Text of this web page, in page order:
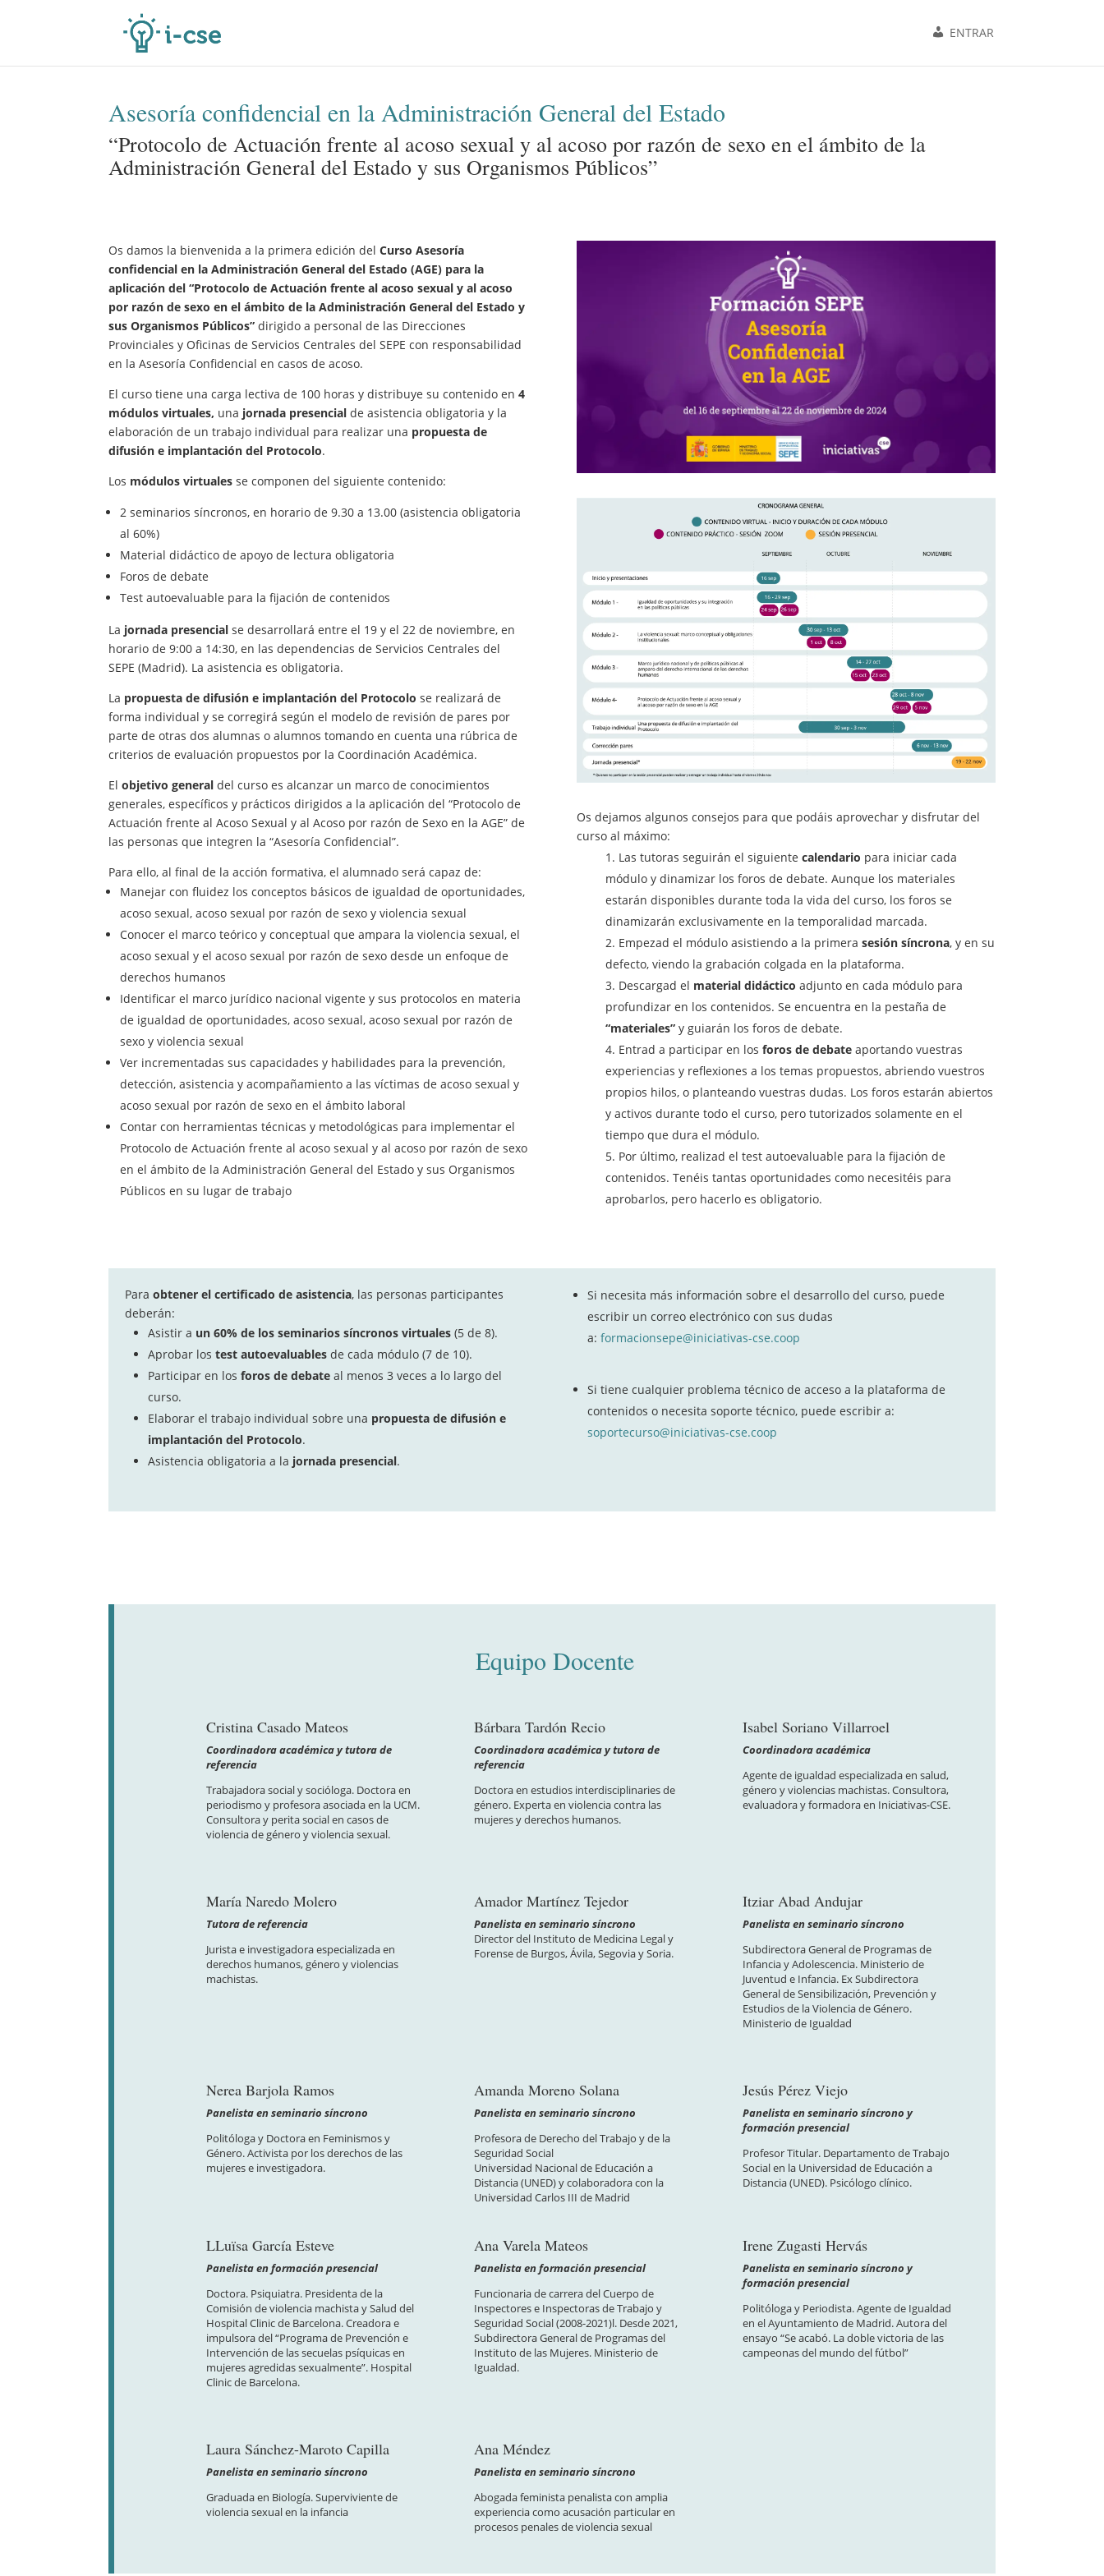
ENTRAR
Asesoría confidencial en la Administración General del Estado
“Protocolo de Actuación frente al acoso sexual y al acoso por razón de sexo en el ámbito de la
Administración General del Estado y sus Organismos Públicos”
​Os damos la bienvenida a la primera edición del Curso Asesoría
confidencial en la Administración General del Estado (AGE) para la
aplicación del “Protocolo de Actuación frente al acoso sexual y al acoso
por razón de sexo en el ámbito de la Administración General del Estado y
sus Organismos Públicos” dirigido a personal de las Direcciones
Provinciales y Oficinas de Servicios Centrales del SEPE con responsabilidad
en la Asesoría Confidencial en casos de acoso.
El curso tiene una carga lectiva de 100 horas y distribuye su contenido en 4
módulos virtuales, una jornada presencial de asistencia obligatoria y la
elaboración de un trabajo individual para realizar una propuesta de
difusión e implantación del Protocolo.
Los módulos virtuales se componen del siguiente contenido:
2 seminarios síncronos, en horario de 9.30 a 13.00 (asistencia obligatoria
al 60%)
Material didáctico de apoyo de lectura obligatoria
Foros de debate
Test autoevaluable para la fijación de contenidos
La jornada presencial se desarrollará entre el 19 y el 22 de noviembre, en
horario de 9:00 a 14:30, en las dependencias de Servicios Centrales del
SEPE (Madrid). La asistencia es obligatoria.
La propuesta de difusión e implantación del Protocolo se realizará de
forma individual y se corregirá según el modelo de revisión de pares por
parte de otras dos alumnas o alumnos tomando en cuenta una rúbrica de
criterios de evaluación propuestos por la Coordinación Académica.
El objetivo general del curso es alcanzar un marco de conocimientos
generales, específicos y prácticos dirigidos a la aplicación del “Protocolo de
Actuación frente al Acoso Sexual y al Acoso por razón de Sexo en la AGE” de
las personas que integren la “Asesoría Confidencial”.
Para ello, al final de la acción formativa, el alumnado será capaz de:
Manejar con fluidez los conceptos básicos de igualdad de oportunidades,
acoso sexual, acoso sexual por razón de sexo y violencia sexual
Conocer el marco teórico y conceptual que ampara la violencia sexual, el
acoso sexual y el acoso sexual por razón de sexo desde un enfoque de
derechos humanos
Identificar el marco jurídico nacional vigente y sus protocolos en materia
de igualdad de oportunidades, acoso sexual, acoso sexual por razón de
sexo y violencia sexual
Ver incrementadas sus capacidades y habilidades para la prevención,
detección, asistencia y acompañamiento a las víctimas de acoso sexual y
acoso sexual por razón de sexo en el ámbito laboral
Contar con herramientas técnicas y metodológicas para implementar el
Protocolo de Actuación frente al acoso sexual y al acoso por razón de sexo
en el ámbito de la Administración General del Estado y sus Organismos
Públicos en su lugar de trabajo
Os dejamos algunos consejos para que podáis aprovechar y disfrutar del
curso al máximo:
Las tutoras seguirán el siguiente calendario para iniciar cada
módulo y dinamizar los foros de debate. Aunque los materiales
estarán disponibles durante toda la vida del curso, los foros se
dinamizarán exclusivamente en la temporalidad marcada.
Empezad el módulo asistiendo a la primera sesión síncrona, y en su
defecto, viendo la grabación colgada en la plataforma.
Descargad el material didáctico adjunto en cada módulo para
profundizar en los contenidos. Se encuentra en la pestaña de
“materiales” y guiarán los foros de debate.
Entrad a participar en los foros de debateaportando vuestras
experiencias y reflexiones a los temas propuestos, abriendo vuestros
propios hilos, o planteando vuestras dudas. Los foros estarán abiertos
y activos durante todo el curso, pero tutorizados solamente en el
tiempo que dura el módulo.
Por último, realizad el test autoevaluable para la fijación de
contenidos. Tenéis tantas oportunidades como necesitéis para
aprobarlos, pero hacerlo es obligatorio.
Para obtener el certificado de asistencia, las personas participantes
deberán:
Asistir a un 60% de los seminarios síncronos virtuales (5 de 8).
Aprobar los test autoevaluables de cada módulo (7 de 10).
Participar en los foros de debate al menos 3 veces a lo largo del
curso.
Elaborar el trabajo individual sobre una propuesta de difusión e
implantación del Protocolo.
Asistencia obligatoria a la jornada presencial.
Si necesita más información sobre el desarrollo del curso, puede
escribir un correo electrónico con sus dudas
a: formacionsepe@iniciativas-cse.coop
Si tiene cualquier problema técnico de acceso a la plataforma de
contenidos o necesita soporte técnico, puede escribir a:
soportecurso@iniciativas-cse.coop
Equipo Docente
Cristina Casado Mateos
Coordinadora académica y tutora de
referencia
Trabajadora social y socióloga. Doctora en
periodismo y profesora asociada en la UCM.
Consultora y perita social en casos de
violencia de género y violencia sexual.
Bárbara Tardón Recio
Coordinadora académica y tutora de
referencia
Doctora en estudios interdisciplinaries de
género. Experta en violencia contra las
mujeres y derechos humanos.
Isabel Soriano Villarroel
Coordinadora académica
Agente de igualdad especializada en salud,
género y violencias machistas. Consultora,
evaluadora y formadora en Iniciativas-CSE.
María Naredo Molero
Tutora de referencia
Jurista e investigadora especializada en
derechos humanos, género y violencias
machistas.
Amador Martínez Tejedor
Panelista en seminario síncrono
Director del Instituto de Medicina Legal y
Forense de Burgos, Ávila, Segovia y Soria.
Itziar Abad Andujar
Panelista en seminario síncrono
Subdirectora General de Programas de
Infancia y Adolescencia. Ministerio de
Juventud e Infancia. Ex Subdirectora
General de Sensibilización, Prevención y
Estudios de la Violencia de Género.
Ministerio de Igualdad
Nerea Barjola Ramos
Panelista en seminario síncrono
Politóloga y Doctora en Feminismos y
Género. Activista por los derechos de las
mujeres e investigadora.
Amanda Moreno Solana
Panelista en seminario síncrono
Profesora de Derecho del Trabajo y de la
Seguridad Social
Universidad Nacional de Educación a
Distancia (UNED) y colaboradora con la
Universidad Carlos III de Madrid
Jesús Pérez Viejo
Panelista en seminario síncrono y
formación presencial
Profesor Titular. Departamento de Trabajo
Social en la Universidad de Educación a
Distancia (UNED). Psicólogo clínico.
LLuïsa García Esteve
Panelista en formación presencial
Doctora. Psiquiatra. Presidenta de la
Comisión de violencia machista y Salud del
Hospital Clinic de Barcelona. Creadora e
impulsora del “Programa de Prevención e
Intervención de las secuelas psíquicas en
mujeres agredidas sexualmente”. Hospital
Clinic de Barcelona.
Ana Varela Mateos
Panelista en formación presencial
Funcionaria de carrera del Cuerpo de
Inspectores e Inspectoras de Trabajo y
Seguridad Social (2008-2021)l. Desde 2021,
Subdirectora General de Programas del
Instituto de las Mujeres. Ministerio de
Igualdad.
Irene Zugasti Hervás
Panelista en seminario síncrono y
formación presencial
Politóloga y Periodista. Agente de Igualdad
en el Ayuntamiento de Madrid. Autora del
ensayo “Se acabó. La doble victoria de las
campeonas del mundo del fútbol”
Laura Sánchez-Maroto Capilla
Panelista en seminario síncrono
Graduada en Biología. Superviviente de
violencia sexual en la infancia
Ana Méndez
Panelista en seminario síncrono
Abogada feminista penalista con amplia
experiencia como acusación particular en
procesos penales de violencia sexual